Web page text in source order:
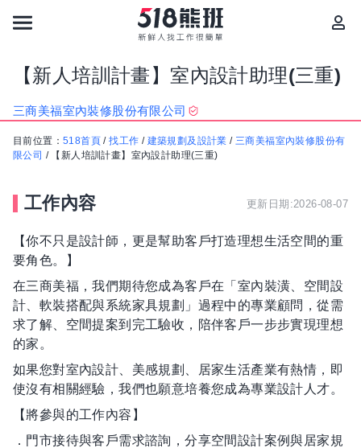
【新人培訓計畫】室內設計助理(三重)
三商美福室內裝修股份有限公司
目前位置： 518首頁 /找工作 / 建築規劃及設計業 /三商美福室內裝修股份有
限公司 / 【新人培訓計畫】室內設計助理(三重)
工作內容 更新日期:2026-08-07
【你不只是設計師，更是幫助客戶打造理想生活空間的重
要角色。】
在三商美福，我們期待您成為客戶在「室內裝潢、空間設
計、軟裝搭配與系統家具規劃」過程中的專業顧問，從需
求了解、空間提案到完工驗收，陪伴客戶一步步實現理想
的家。
如果您對室內設計、美感規劃、居家生活產業有熱情，即
使沒有相關經驗，我們也願意培養您成為專業設計人才。
【將參與的工作內容】
．門市接待與客戶需求諮詢，分享空間設計案例與居家規